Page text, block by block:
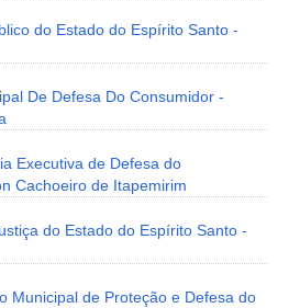
do Estado do Espírito Santo -
De Defesa Do Consumidor -
Executiva de Defesa do
Cachoeiro de Itapemirim
do Estado do Espírito Santo -
Municipal de Proteção e Defesa do